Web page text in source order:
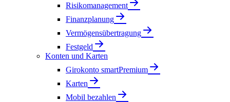
Risikomanagement
Finanzplanung
Vermögensübertragung
Festgeld
Konten und Karten
Girokonto smartPremium
Karten
Mobil bezahlen